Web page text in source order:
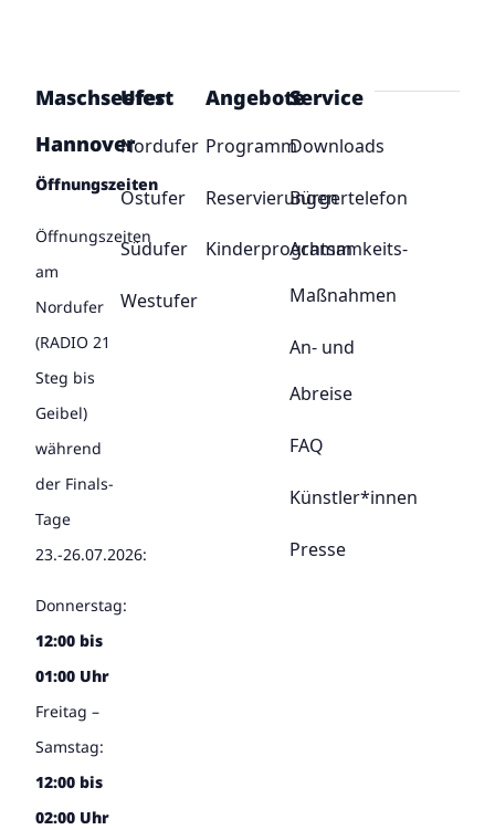
Maschseefest
Hannover
Öffnungszeiten
Öffnungszeiten
am
Nordufer
(RADIO 21
Steg bis
Geibel)
während
der Finals-
Tage
23.-26.07.2026:
Donnerstag:
12:00 bis
01:00 Uhr
Freitag –
Samstag:
12:00 bis
02:00 Uhr
Ufer
Nordufer
Ostufer
Südufer
Westufer
Angebote
Programm
Reservierungen
Kinderprogramm
Service
Downloads
Bürgertelefon
Achtsamkeits-
Maßnahmen
An- und
Abreise
FAQ
Künstler*innen
Presse